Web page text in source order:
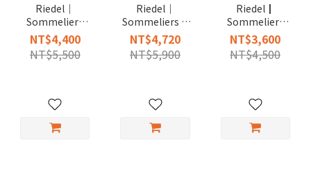
Riedel｜
Sommeliers
Black Tie
Bordeaux 波爾
多黑梗手工紅酒
NT$4,400
NT$5,500
Riedel｜
Sommeliers R
Bordeaux 波爾
多紅梗手工紅酒
杯(當月特惠)
NT$4,720
NT$5,900
Riedel┃
Sommeliers
Bordeaux 手工
波爾多紅酒杯
NT$3,600
NT$4,500